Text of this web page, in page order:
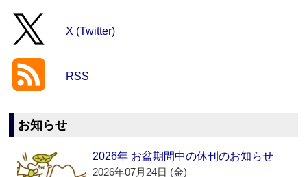
X (Twitter)
RSS
お知らせ
2026年 お盆期間中の休刊のお知らせ
2026年07月24日 (金)